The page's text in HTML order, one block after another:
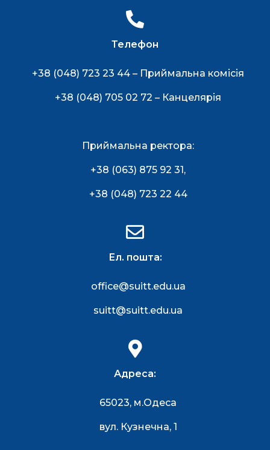
Телефон
+38 (048) 723 23 44 – Приймальна комісія
+38 (048) 705 02 72 – Канцелярія
Приймальна ректора:
+38 (063) 875 92 31,
+38 (048) 723 22 44
Ел. пошта:
office@suitt.edu.ua
suitt@suitt.edu.ua
Адреса:
65023, м.Одеса
вул. Кузнечна, 1